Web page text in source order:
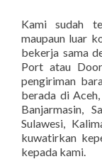
Kami sudah
maupaun luar
bekerja sama
Port atau
pengiriman
berada di
Banjarmasin,
Sulawesi,
kuwatirkan
kepada kami.